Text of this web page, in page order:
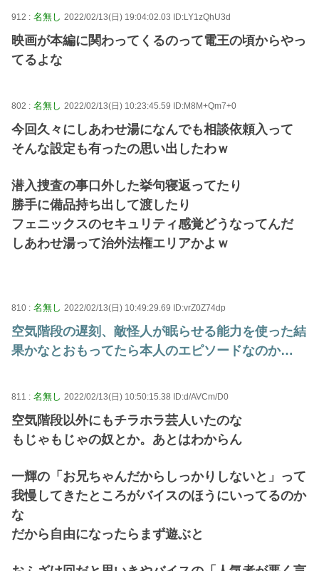
912 : 名無し 2022/02/13(日) 19:04:02.03 ID:LY1zQhU3d
映画が本編に関わってくるのって電王の頃からやっ
てるよな
802 : 名無し 2022/02/13(日) 10:23:45.59 ID:M8M+Qm7+0
今回久々にしあわせ湯になんでも相談依頼入って
そんな設定も有ったの思い出したわｗ
潜入捜査の事口外した挙句寝返ってたり
勝手に備品持ち出して渡したり
フェニックスのセキュリティ感覚どうなってんだ
しあわせ湯って治外法権エリアかよｗ
810 : 名無し 2022/02/13(日) 10:49:29.69 ID:vrZ0Z74dp
空気階段の遅刻、敵怪人が眠らせる能力を使った結
果かなとおもってたら本人のエピソードなのか…
811 : 名無し 2022/02/13(日) 10:50:15.38 ID:d/AVCm/D0
空気階段以外にもチラホラ芸人いたのな
もじゃもじゃの奴とか。あとはわからん
一輝の「お兄ちゃんだからしっかりしないと」って
我慢してきたところがバイスのほうにいってるのか
な
だから自由になったらまず遊ぶと